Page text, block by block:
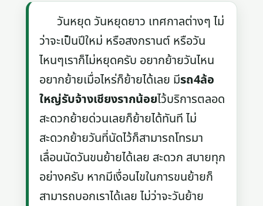
วันหยุด วันหยุดยาว เทศกาลต่างๆ ไม่
ว่าจะเป็นปีใหม่ หรือสงกรานต์ หรือวัน
ไหนๆเราก็ไม่หยุดครับ อยากย้ายวันไหน
อยากย้ายเมื่อไหร่ก็ย้ายได้เลย มีรถ4ล้อ
ใหญ่รับจ้างเชียงรากน้อยไว้บริการตลอด
สะดวกย้ายด่วนเลยก็ย้ายได้ทันที ไม่
สะดวกย้ายวันที่นัดไว้ก็สามารถโทรมา
เลื่อนนัดวันขนย้ายได้เลย สะดวก สบายทุก
อย่างครับ หากมีเงื่อนไขในการขนย้ายก็
สามารถบอกเราได้เลย ไม่ว่าจะวันย้าย